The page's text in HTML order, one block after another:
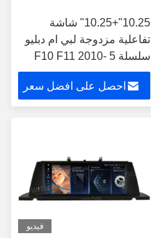
10.25"+10.25" شاشة
تفاعلية مزدوجة لبي ام دبليو
سلسلة 5 F10 F11 2010-
2016 سيارات الوسائط
المتعددة ستيريو جي بي إس
CarPlay Player
احصل على افضل سعر
فيديو